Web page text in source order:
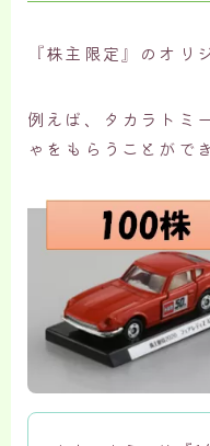
『株主限定』のオリ
例えば、タカラトミ
ゃをもらうことがで